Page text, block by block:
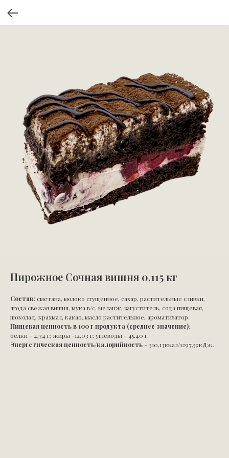
Пирожное Сочная вишня 0,115 кг
Состав: сметана, молоко сгущенное, сахар, растительные сливки,
ягода свежая вишня, мука в/с, меланж, загуститель, сода пищевая,
шоколад, крахмал, какао, масло растительное, ароматизатор.
Пищевая ценность в 100 г продукта (среднее значение):
белки - 4,34 г; жиры -12,03 г; углеводы - 45,40 г.
Энергетическая ценность/калорийность - 310,13ккал/1297,59кДж.